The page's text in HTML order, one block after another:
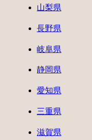
山梨県
長野県
岐阜県
静岡県
愛知県
三重県
滋賀県